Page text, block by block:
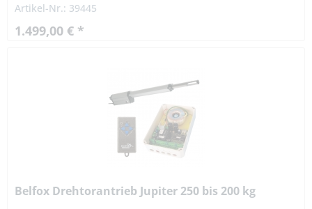
stabiles Aluminiumgehäuse...
Artikel-Nr.: 39445
1.499,00 € *
Belfox Drehtorantrieb Jupiter 250 bis 200 kg